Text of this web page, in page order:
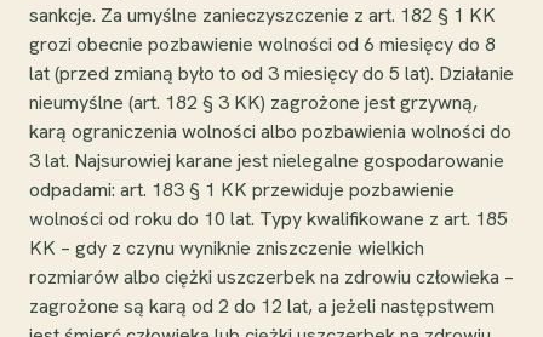
sankcje. Za umyślne zanieczyszczenie z art. 182 § 1 KK
grozi obecnie pozbawienie wolności od 6 miesięcy do 8
lat (przed zmianą było to od 3 miesięcy do 5 lat). Działanie
nieumyślne (art. 182 § 3 KK) zagrożone jest grzywną,
karą ograniczenia wolności albo pozbawienia wolności do
3 lat. Najsurowiej karane jest nielegalne gospodarowanie
odpadami: art. 183 § 1 KK przewiduje pozbawienie
wolności od roku do 10 lat. Typy kwalifikowane z art. 185
KK – gdy z czynu wyniknie zniszczenie wielkich
rozmiarów albo ciężki uszczerbek na zdrowiu człowieka –
zagrożone są karą od 2 do 12 lat, a jeżeli następstwem